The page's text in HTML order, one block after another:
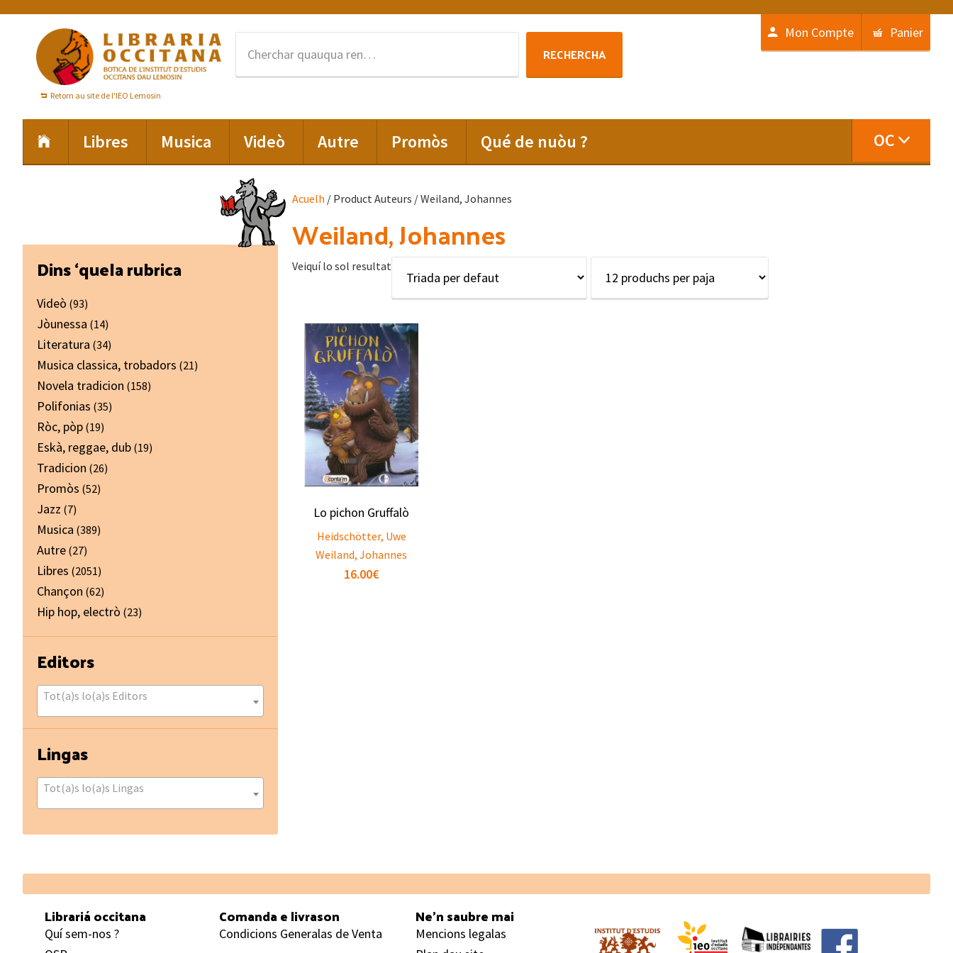
primary
navigation
content
Retorn au site de l'IEO Lemosin
:
RECHERCHA
Mon Compte Panier
Libres Musica Videò Autre Promòs Qué de nuòu ? OC
Acuelh / Product Auteurs / Weiland, Johannes
Weiland, Johannes
Veiquí lo sol resultat
Lo pichon Gruffalò
Heidschötter, Uwe
Weiland, Johannes
16.00€
Primary
Sidebar
Dins ‘quela rubrica
Videò (93)
Jòunessa (14)
Literatura (34)
Musica classica, trobadors (21)
Novela tradicion (158)
Polifonias (35)
Ròc, pòp (19)
Eskà, reggae, dub (19)
Tradicion (26)
Promòs (52)
Jazz (7)
Musica (389)
Autre (27)
Libres (2051)
Chançon (62)
Hip hop, electrò (23)
Editors
Tot(a)s lo(a)s Editors
Lingas
Tot(a)s lo(a)s Lingas
Footer
Librariá occitana
Quí sem-nos ?
Comanda e livrason
Condicions Generalas de Venta
Ne’n saubre mai
Mencions legalas